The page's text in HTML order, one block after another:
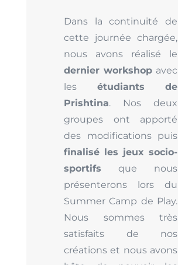
Dans la continuité de
cette journée chargée,
nous avons réalisé le
dernier workshop avec
les étudiants de
Prishtina. Nos deux
groupes ont apporté
des modifications puis
finalisé les jeux socio-
sportifs que nous
présenterons lors du
Summer Camp de Play.
Nous sommes très
satisfaits de nos
créations et nous avons